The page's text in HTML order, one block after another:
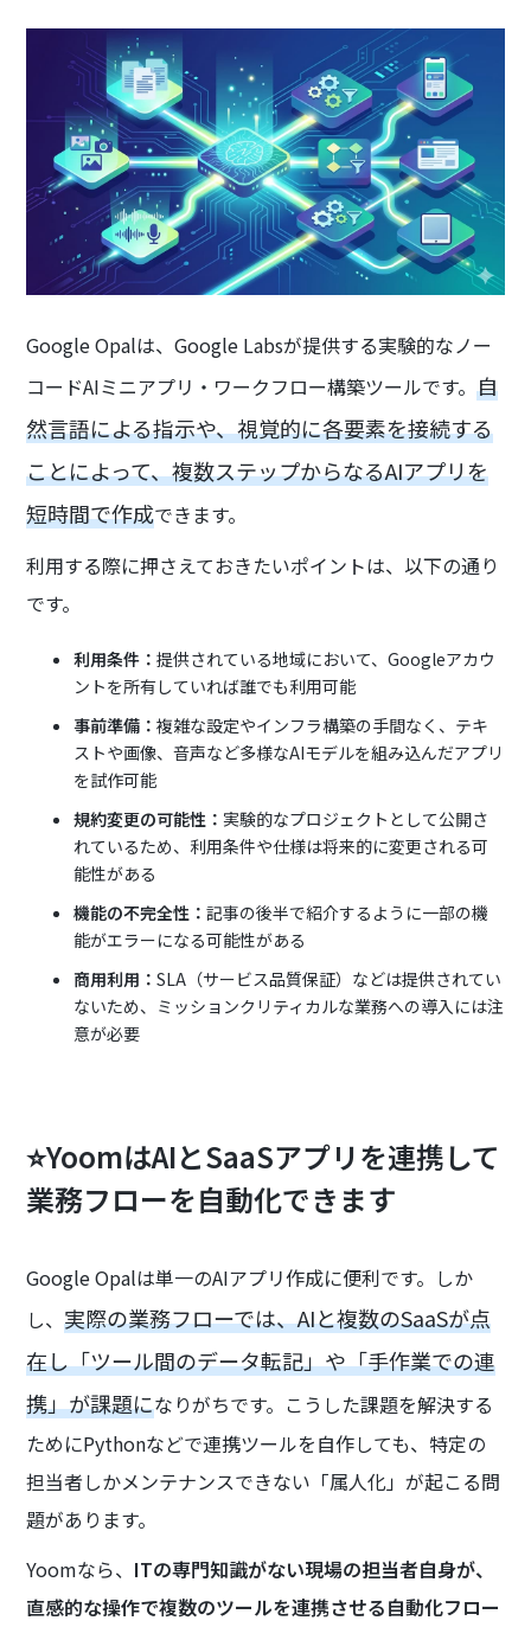
Google Opalは、Google Labsが提供する実験的なノー
コードAIミニアプリ・ワークフロー構築ツールです。自
然言語による指示や、視覚的に各要素を接続する
ことによって、複数ステップからなるAIアプリを
短時間で作成できます。
利用する際に押さえておきたいポイントは、以下の通り
です。
利用条件：提供されている地域において、Googleアカウ
ントを所有していれば誰でも利用可能
事前準備：複雑な設定やインフラ構築の手間なく、テキ
ストや画像、音声など多様なAIモデルを組み込んだアプリ
を試作可能
規約変更の可能性：実験的なプロジェクトとして公開さ
れているため、利用条件や仕様は将来的に変更される可
能性がある
機能の不完全性：記事の後半で紹介するように一部の機
能がエラーになる可能性がある
商用利用：SLA（サービス品質保証）などは提供されてい
ないため、ミッションクリティカルな業務への導入には注
意が必要
⭐YoomはAIとSaaSアプリを連携して
業務フローを自動化できます
Google Opalは単一のAIアプリ作成に便利です。しか
し、実際の業務フローでは、AIと複数のSaaSが点
在し「ツール間のデータ転記」や「手作業での連
携」が課題になりがちです。こうした課題を解決する
ためにPythonなどで連携ツールを自作しても、特定の
担当者しかメンテナンスできない「属人化」が起こる問
題があります。
Yoomなら、 ITの専門知識がない現場の担当者自身が、
直感的な操作で複数のツールを連携させる自動化フロー